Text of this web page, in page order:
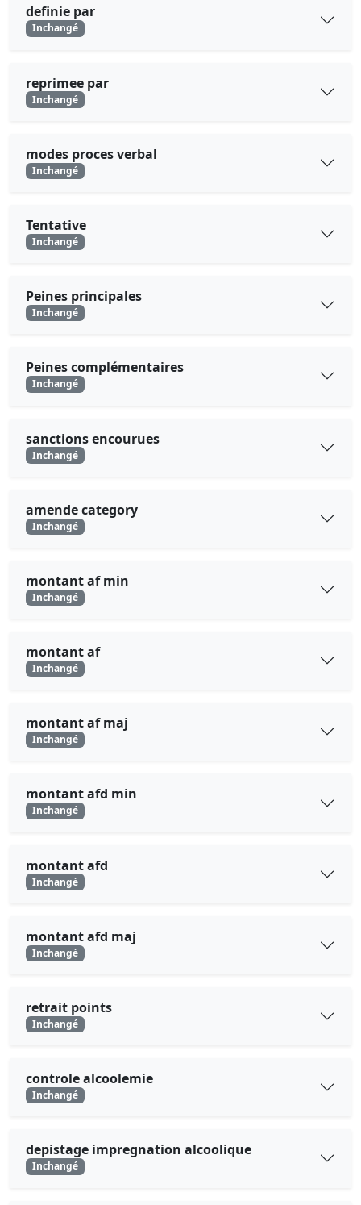
definie par
Inchangé
reprimee par
Inchangé
modes proces verbal
Inchangé
Tentative
Inchangé
Peines principales
Inchangé
Peines complémentaires
Inchangé
sanctions encourues
Inchangé
amende category
Inchangé
montant af min
Inchangé
montant af
Inchangé
montant af maj
Inchangé
montant afd min
Inchangé
montant afd
Inchangé
montant afd maj
Inchangé
retrait points
Inchangé
controle alcoolemie
Inchangé
depistage impregnation alcoolique
Inchangé